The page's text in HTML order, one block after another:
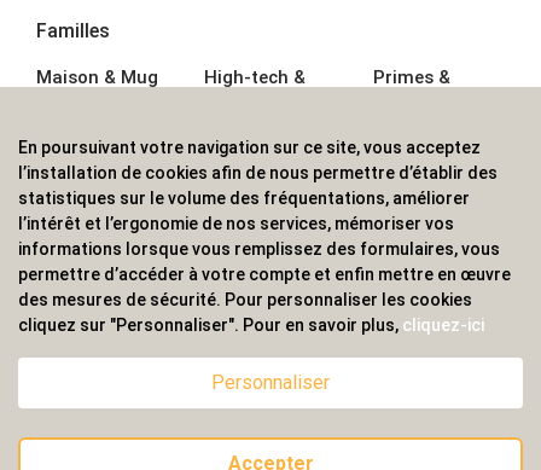
Familles
Maison & Mug
Écriture
Bagagerie sacs
High-tech &
Sport &
Outdoor
Enfant
Primes &
Boisson
Textile &
Casquette
Accessoires de
bureau
ALVS, fournisseur d'objets publicitaires, pour les
professionnels. Une implantation nationale, une
couverture internationale.
En poursuivant votre navigation sur ce site, vous acceptez
l’installation de cookies afin de nous permettre d’établir des
statistiques sur le volume des fréquentations, améliorer
l’intérêt et l’ergonomie de nos services, mémoriser vos
informations lorsque vous remplissez des formulaires, vous
permettre d’accéder à votre compte et enfin mettre en œuvre
des mesures de sécurité. Pour personnaliser les cookies
cliquez sur "Personnaliser". Pour en savoir plus, cliquez-ici
Personnaliser
Accepter